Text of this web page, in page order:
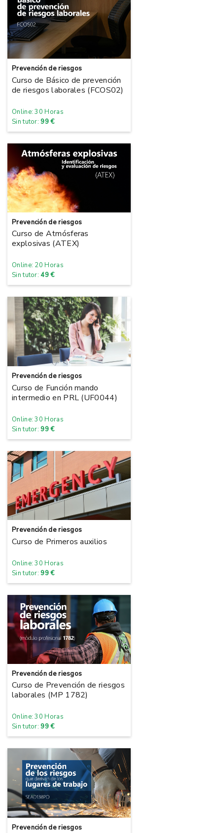
Prevención de riesgos
Curso de Básico de prevención
de riesgos laborales (FCOS02)
Online: 30 Horas
Sin tutor:99 €
Prevención de riesgos
Curso de Atmósferas
explosivas (ATEX)
Online: 20 Horas
Sin tutor:49 €
Prevención de riesgos
Curso de Función mando
intermedio en PRL (UF0044)
Online: 30 Horas
Sin tutor:99 €
Prevención de riesgos
Curso de Primeros auxilios
Online: 30 Horas
Sin tutor:99 €
Prevención de riesgos
Curso de Prevención de riesgos
laborales (MP 1782)
Online: 30 Horas
Sin tutor:99 €
Prevención de riesgos